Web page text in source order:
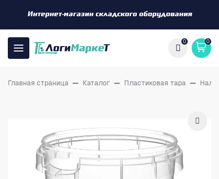
Интернет-магазин складского оборудования
0 0
Главная страница — Каталог — Пластиковая тара —